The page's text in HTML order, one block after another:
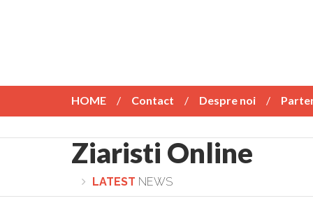
HOME Contact Despre noi
Ziaristi Online
LATEST NEWS